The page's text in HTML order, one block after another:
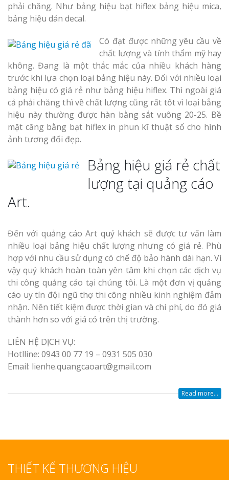
phải chăng. Như bảng hiệu bạt hiflex bảng hiệu mica,
bảng hiệu dán decal.
Có đạt được những yêu cầu về
chất lượng và tính thẩm mỹ hay
không. Đang là một thắc mắc của nhiều khách hàng
trước khi lựa chọn loại bảng hiệu này. Đối với nhiều loại
bảng hiệu có giá rẻ như bảng hiệu hiflex. Thì ngoài giá
cả phải chăng thì về chất lượng cũng rất tốt vì loại bẳng
hiệu này thường được hàn bằng sắt vuông 20-25. Bề
mặt căng bằng bạt hiflex in phun kĩ thuật số cho hình
ảnh tương đối đẹp.
Bảng hiệu giá rẻ chất
lượng tại quảng cáo
Art.
Đến với quảng cáo Art quý khách sẽ được tư vấn làm
nhiều loại bảng hiệu chất lượng nhưng có giá rẻ. Phù
hợp với nhu cầu sử dụng có chế độ bảo hành dài hạn. Vì
vậy quý khách hoàn toàn yên tâm khi chọn các dịch vụ
thi công quảng cáo tại chúng tôi. Là một đơn vị quảng
cáo uy tín đội ngũ thợ thi công nhiều kinh nghiệm đảm
nhận. Nên tiết kiệm được thời gian và chi phí, do đó giá
thành hơn so với giá có trên thị trường.
LIÊN HỆ DỊCH VỤ:
Hotlline: 0943 00 77 19 – 0931 505 030
Email: lienhe.quangcaoart@gmail.com
Read more...
THIẾT KẾ THƯƠNG HIỆU